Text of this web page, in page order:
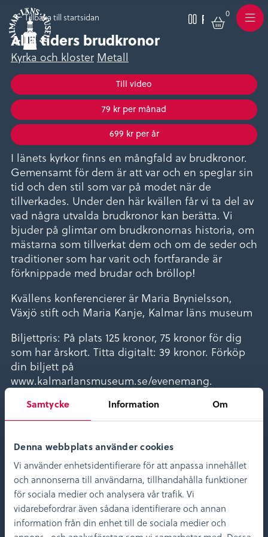
Samtycke Information Om
Denna webbplats använder cookies
Vi använder enhetsidentifierare för att anpassa innehållet
och annonserna till användarna, tillhandahålla funktioner
för sociala medier och analysera vår trafik. Vi
vidarebefordrar även sådana identifierare och annan
information från din enhet till de sociala medier och
PausaVarukorg
0
Meny
Tillbaka till startsidan
Alla tiders brudkronor
Kyrka och kloster Metall
Till video
79 kr per månad
699 kr per år
I länets kyrkor finns en mångfald av brudkronor.
Gemensamt för dem är att var och en speglar sin
tid och den stil som var på modet när de
tillverkades. Under den här kvällen får vi ta del av
vad några utvalda brudkronor kan berätta. Vi
bjuder på glimtar om brudkronornas historia, om
mästarna som tillverkat dem och om de seder och
traditioner som har varit och fortfarande är
förknippade med brudar och bröllop!
Kvällens konferencierer är Maria Brynielsson,
Växjö stift och Maria Kanje, Kalmar läns museum
Biljettpris: På plats 125 kronor, 75 kronor för dig
som har årskort. Titta digitalt: 39 kronor. Förköp
din biljett på
www.kalmarlansmuseum.se/evenemang.
Medverkande
Maria Kanje